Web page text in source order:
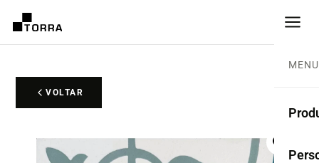
MENU
VOLTAR